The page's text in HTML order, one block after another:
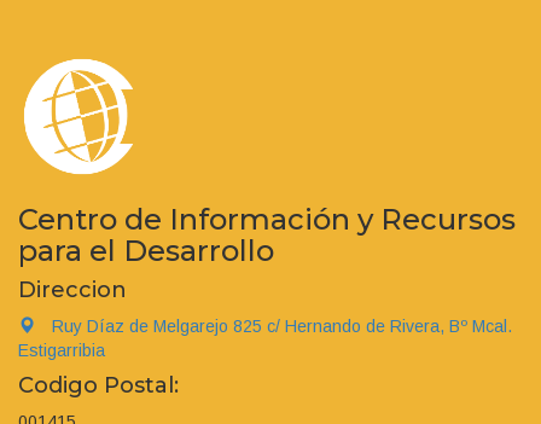
Centro de Información y Recursos
para el Desarrollo
Direccion
Ruy Díaz de Melgarejo 825 c/ Hernando de Rivera, Bº Mcal.
Estigarribia
Codigo Postal: